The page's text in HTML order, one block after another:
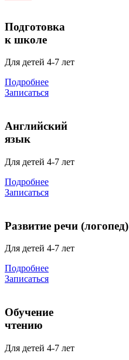
Подготовка
к школе
Для детей 4-7 лет
Подробнее
Записаться
Английский
язык
Для детей 4-7 лет
Подробнее
Записаться
Развитие речи (логопед)
Для детей 4-7 лет
Подробнее
Записаться
Обучение
чтению
Для детей 4-7 лет